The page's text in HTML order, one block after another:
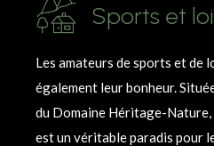
Sports et
Les amateurs de sports et de
également leur bonheur.
du Domaine Héritage-Nature,
est un véritable paradis pour